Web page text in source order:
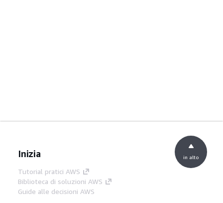
Inizia
Tutorial pratici AWS
Biblioteca di soluzioni AWS
Guide alle decisioni AWS
in alto